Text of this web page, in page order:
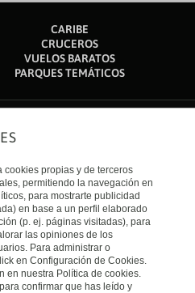
CARIBE
CRUCEROS
VUELOS BARATOS
PARQUES TEMÁTICOS
cookies propias y de terceros
permitiendo la navegación en
para mostrarte publicidad
en base a un perfil elaborado
(p. ej. páginas visitadas), para
las opiniones de los
Para administrar o
en Configuración de Cookies.
en nuestra Política de cookies.
confirmar que has leído y